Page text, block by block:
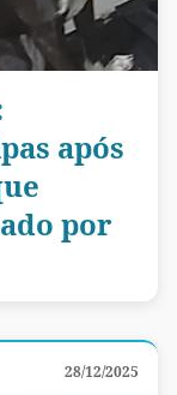
após
por
28/12/2025